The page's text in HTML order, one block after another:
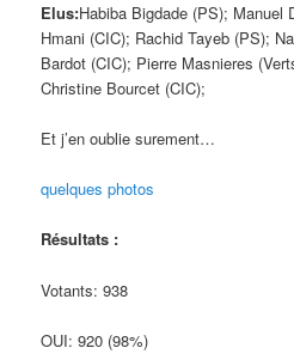
Elus:Habiba Bigdade (PS); Manuel
Hmani (CIC); Rachid Tayeb (PS);
Bardot (CIC); Pierre Masnieres
Christine Bourcet (CIC);
Et j’en oublie surement…
quelques photos
Résultats :
Votants: 938
OUI: 920 (98%)